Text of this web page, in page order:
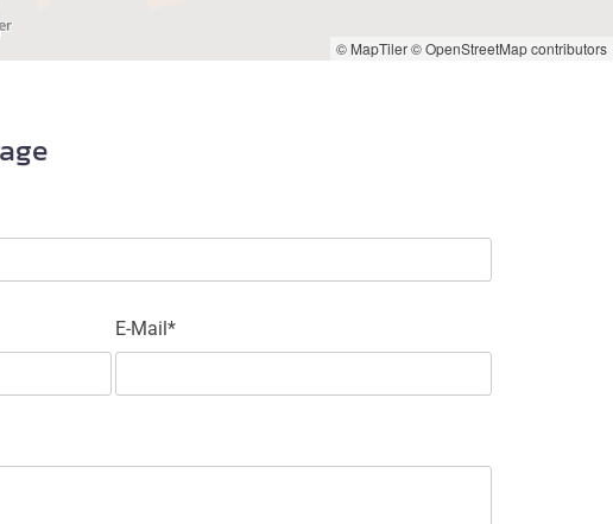
© MapTiler© OpenStreetMap contributors
E-Mail*